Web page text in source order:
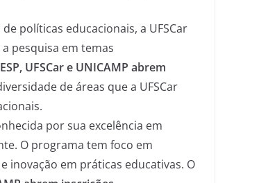
políticas educacionais, a UFSCar
pesquisa em temas
UFSCar e UNICAMP abrem
de áreas que a UFSCar
por sua excelência em
O programa tem foco em
inovação em práticas educativas. O